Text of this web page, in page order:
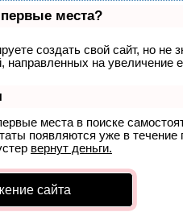
места?
создать свой сайт, но не
направленных на увеличение
места в поиске
появляются уже в
вернут деньги.
сайта